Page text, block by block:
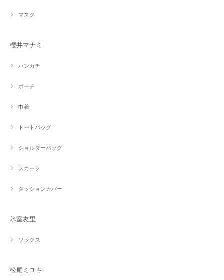
マスク
櫻井マナミ
ハンカチ
ポーチ
巾着
トートバッグ
ショルダーバッグ
スカーフ
クッションカバー
氷室友里
ソックス
松尾ミユキ